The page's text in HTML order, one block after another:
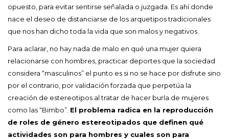
opuesto, para evitar sentirse señalada o juzgada. Es ahí donde
nace el deseo de distanciarse de los arquetipos tradicionales
que nos han dicho toda la vida que son malos y negativos.
Para aclarar, no hay nada de malo en qué una mujer quiera
relacionarse con hombres, practicar deportes que la sociedad
considera “masculinos” el punto es si no se hace por disfrute sino
por el contrario, por validación forzada que perpetúa la
creación de estereotipos al tratar de hacer burla de mujeres
como las “Bimbo”. El problema radica en la reproducción
de roles de género estereotipados que definen qué
actividades son para hombres y cuales son para